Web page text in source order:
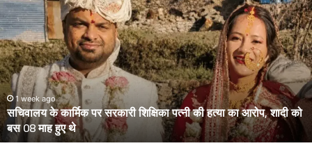
के
दो
आईपीएस
पहुंचे
हाईकोर्ट,
आईजी
से
डीआईजी
बनाकर
भेजे
March 13, 2026
उत्तराखंड के दो आईपीएस पहुंचे हाईकोर्ट, आईजी से डीआईजी बनाकर भेजे गए
थे केंद्रीय प्रतिनियुक्ति पर